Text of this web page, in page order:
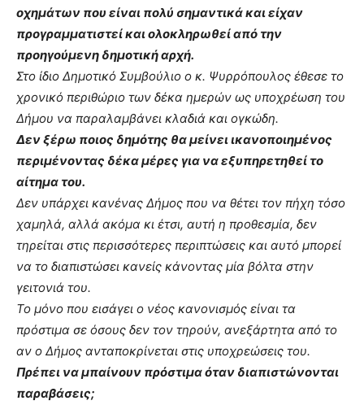
οχημάτων που είναι πολύ σημαντικά και είχαν
προγραμματιστεί και ολοκληρωθεί από την
προηγούμενη δημοτική αρχή.
Στο ίδιο Δημοτικό Συμβούλιο ο κ. Ψυρρόπουλος έθεσε το
χρονικό περιθώριο των δέκα ημερών ως υποχρέωση του
Δήμου να παραλαμβάνει κλαδιά και ογκώδη.
Δεν ξέρω ποιος δημότης θα μείνει ικανοποιημένος
περιμένοντας δέκα μέρες για να εξυπηρετηθεί το
αίτημα του.
Δεν υπάρχει κανένας Δήμος που να θέτει τον πήχη τόσο
χαμηλά, αλλά ακόμα κι έτσι, αυτή η προθεσμία, δεν
τηρείται στις περισσότερες περιπτώσεις και αυτό μπορεί
να το διαπιστώσει κανείς κάνοντας μία βόλτα στην
γειτονιά του.
Το μόνο που εισάγει ο νέος κανονισμός είναι τα
πρόστιμα σε όσους δεν τον τηρούν, ανεξάρτητα από το
αν ο Δήμος ανταποκρίνεται στις υποχρεώσεις του.
Πρέπει να μπαίνουν πρόστιμα όταν διαπιστώνονται
παραβάσεις;